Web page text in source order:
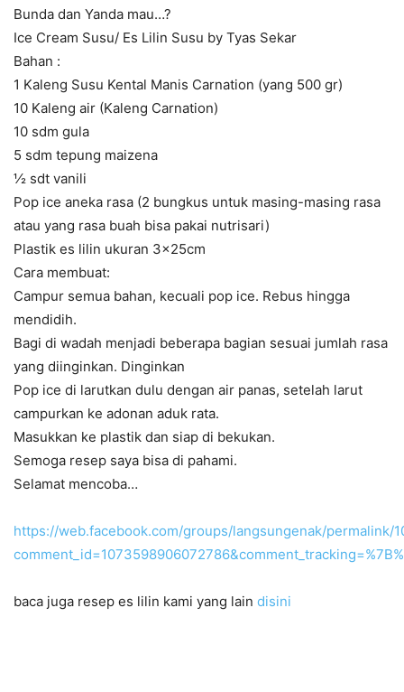
Bunda dan Yanda mau…?
Ice Cream Susu/ Es Lilin Susu by Tyas Sekar
Bahan :
1 Kaleng Susu Kental Manis Carnation (yang 500 gr)
10 Kaleng air (Kaleng Carnation)
10 sdm gula
5 sdm tepung maizena
½ sdt vanili
Pop ice aneka rasa (2 bungkus untuk masing-masing rasa
atau yang rasa buah bisa pakai nutrisari)
Plastik es lilin ukuran 3x25cm
Cara membuat:
Campur semua bahan, kecuali pop ice. Rebus hingga
mendidih.
Bagi di wadah menjadi beberapa bagian sesuai jumlah rasa
yang diinginkan. Dinginkan
Pop ice di larutkan dulu dengan air panas, setelah larut
campurkan ke adonan aduk rata.
Masukkan ke plastik dan siap di bekukan.
Semoga resep saya bisa di pahami.
Selamat mencoba…
https://web.facebook.com/groups/langsungenak/permalink/
baca juga resep es lilin kami yang lain disini